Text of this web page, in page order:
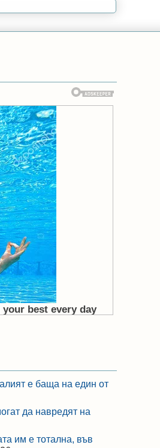
е баща на един от
да навредят на
им е тотална, във